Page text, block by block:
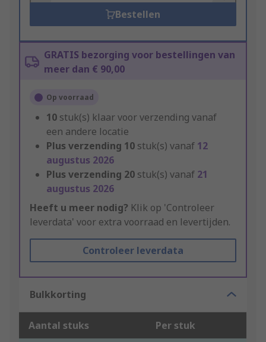
Bestellen
GRATIS bezorging voor bestellingen van
meer dan € 90,00
Op voorraad
10 stuk(s) klaar voor verzending vanaf
een andere locatie
Plus verzending 10 stuk(s) vanaf 12
augustus 2026
Plus verzending 20 stuk(s) vanaf 21
augustus 2026
Heeft u meer nodig? Klik op 'Controleer
leverdata' voor extra voorraad en levertijden.
Controleer leverdata
Bulkkorting
Aantal stuks Per stuk